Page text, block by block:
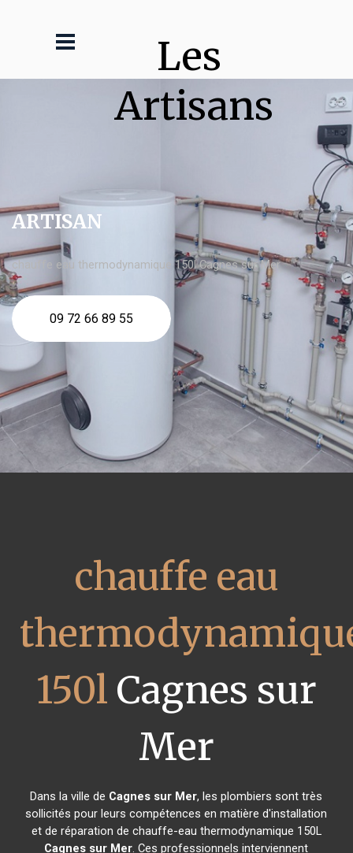
Les
Artisans
ARTISAN
chauffe eau thermodynamique 150l Cagnes sur Mer
09 72 66 89 55
chauffe eau
150l Cagnes sur
Mer
Dans la ville de Cagnes sur Mer, les plombiers sont très
sollicités pour leurs compétences en matière d'installation
et de réparation de chauffe-eau thermodynamique 150L
Cagnes sur Mer. Ces professionnels interviennent